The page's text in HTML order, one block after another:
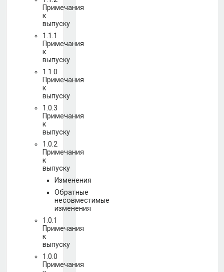
Примечания
к
выпуску
1.1.1
Примечания
к
выпуску
1.1.0
Примечания
к
выпуску
1.0.3
Примечания
к
выпуску
1.0.2
Примечания
к
выпуску
Изменения
Обратные
несовместимые
изменения
1.0.1
Примечания
к
выпуску
1.0.0
Примечания